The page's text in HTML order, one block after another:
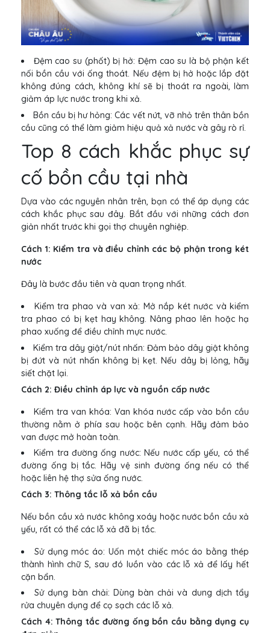
Đệm cao su (phốt) bị hở: Đệm cao su là bộ phận kết
nối bồn cầu với ống thoát. Nếu đệm bị hở hoặc lắp đặt
không đúng cách, không khí sẽ bị thoát ra ngoài, làm
giảm áp lực nước trong khi xả.
Bồn cầu bị hư hỏng: Các vết nứt, vỡ nhỏ trên thân bồn
cầu cũng có thể làm giảm hiệu quả xả nước và gây rò rỉ.
Top 8 cách khắc phục sự
cố bồn cầu tại nhà
Dựa vào các nguyên nhân trên, bạn có thể áp dụng các
cách khắc phục sau đây. Bắt đầu với những cách đơn
giản nhất trước khi gọi thợ chuyên nghiệp.
Cách 1: Kiểm tra và điều chỉnh các bộ phận trong két
nước
Đây là bước đầu tiên và quan trọng nhất.
Kiểm tra phao và van xả: Mở nắp két nước và kiểm
tra phao có bị kẹt hay không. Nâng phao lên hoặc hạ
phao xuống để điều chỉnh mực nước.
Kiểm tra dây giật/nút nhấn: Đảm bảo dây giật không
bị đứt và nút nhấn không bị kẹt. Nếu dây bị lỏng, hãy
siết chặt lại.
Cách 2: Điều chỉnh áp lực và nguồn cấp nước
Kiểm tra van khóa: Van khóa nước cấp vào bồn cầu
thường nằm ở phía sau hoặc bên cạnh. Hãy đảm bảo
van được mở hoàn toàn.
Kiểm tra đường ống nước: Nếu nước cấp yếu, có thể
đường ống bị tắc. Hãy vệ sinh đường ống nếu có thể
hoặc liên hệ thợ sửa ống nước.
Cách 3: Thông tắc lỗ xả bồn cầu
Nếu bồn cầu xả nước không xoáy hoặc nước bồn cầu xả
yếu, rất có thể các lỗ xả đã bị tắc.
Sử dụng móc áo: Uốn một chiếc móc áo bằng thép
thành hình chữ S, sau đó luồn vào các lỗ xả để lấy hết
cặn bẩn.
Sử dụng bàn chải: Dùng bàn chải và dung dịch tẩy
rửa chuyên dụng để cọ sạch các lỗ xả.
Cách 4: Thông tắc đường ống bồn cầu bằng dụng cụ